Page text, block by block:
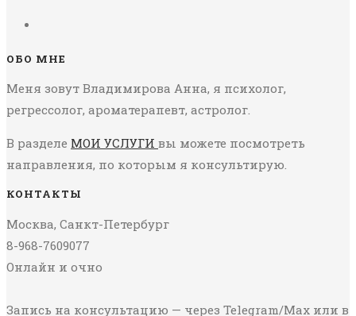
ОБО МНЕ
Меня зовут Владимирова Анна, я психолог,
регрессолог, ароматерапевт, астролог.
В разделе МОИ УСЛУГИ вы можете посмотреть
направления, по которым я консультирую.
КОНТАКТЫ
Москва, Санкт-Петербург
8-968-7609077
Онлайн и очно
Запись на консультацию — через Telegram/Max или в